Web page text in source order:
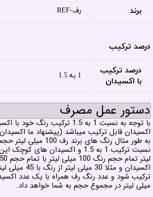
برند رف-REF
درصد ترکیب
درصد ترکیب
با اکسیدان
1 به 1.5
دستور عمل مصرف
با توجه به نسبت 1 به 1.5 ترکیب رنگ
اکسیدان قابل ترکیب میباشد (پیشنهاد ما
به طور مثال رنگ های برند رف
اکسیدان و مثلا 30
میلی لیتر در مجموع حجم به شما خواهد داد.